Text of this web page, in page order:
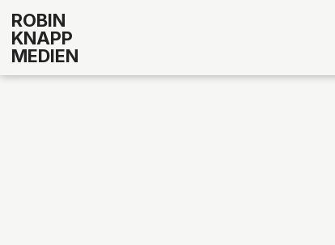
ROBIN
KNAPP
MEDIEN